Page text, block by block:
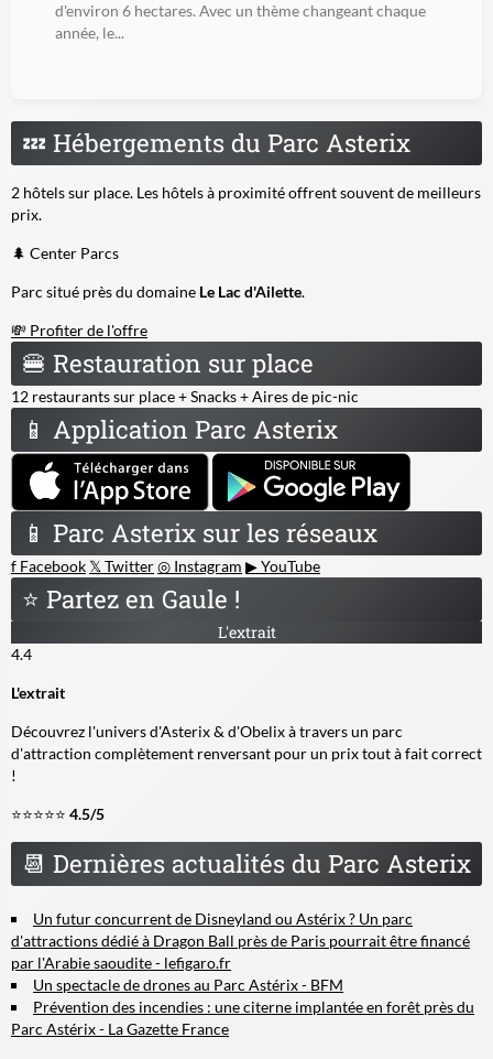
d'environ 6 hectares. Avec un thème changeant chaque
année, le...
💤 Hébergements du Parc Asterix
2 hôtels sur place. Les hôtels à proximité offrent souvent de meilleurs
prix.
🌲 Center Parcs
Parc situé près du domaine Le Lac d'Ailette.
💸 Profiter de l'offre
🍔 Restauration sur place
12 restaurants sur place + Snacks + Aires de pic-nic
📱 Application Parc Asterix
📱 Parc Asterix sur les réseaux
f Facebook 𝕏 Twitter◎ Instagram ▶YouTube
⭐ Partez en Gaule !
L'extrait
4.4
L'extrait
Découvrez l'univers d'Asterix & d'Obelix à travers un parc
d'attraction complètement renversant pour un prix tout à fait correct
!
⭐⭐⭐⭐⭐ 4.5/5
📆 Dernières actualités du Parc Asterix
Un futur concurrent de Disneyland ou Astérix ? Un parc
d'attractions dédié à Dragon Ball près de Paris pourrait être financé
par l'Arabie saoudite - lefigaro.fr
Un spectacle de drones au Parc Astérix - BFM
Prévention des incendies : une citerne implantée en forêt près du
Parc Astérix - La Gazette France